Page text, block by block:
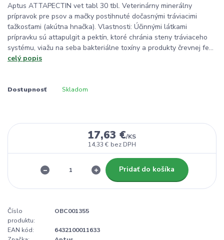
Aptus ATTAPECTIN vet tabl 30 tbl. Veterinárny minerálny
prípravok pre psov a mačky postihnuté dočasnými tráviacimi
ťažkosťami (akútna hnačka). Vlastnosti: Účinnými látkami
prípravku sú attapulgit a pektín, ktoré chránia steny tráviaceho
systému, viažu na seba bakteriálne toxíny a produkty črevnej fe...
celý popis
Dostupnosť Skladom
17,63 €/KS
14,33 € bez DPH
Pridať do košíka
Číslo
produktu:
OBC001355
EAN kód:
6432100011633